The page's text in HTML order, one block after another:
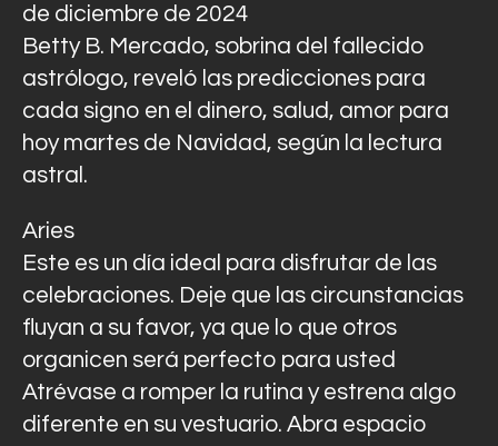
de diciembre de 2024
Betty B. Mercado, sobrina del fallecido
astrólogo, reveló las predicciones para
cada signo en el dinero, salud, amor para
hoy martes de Navidad, según la lectura
astral.
Aries
Este es un día ideal para disfrutar de las
celebraciones. Deje que las circunstancias
fluyan a su favor, ya que lo que otros
organicen será perfecto para usted
Atrévase a romper la rutina y estrena algo
diferente en su vestuario. Abra espacio